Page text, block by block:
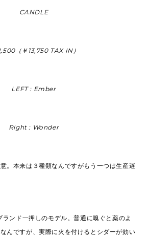
CANDLE
（￥13,750 TAX IN）
LEFT : Ember
Right : Wonder
。本来は３種類なんですがもう一つは生産遅
ンド一押しのモデル。普通に嗅ぐと薬のよ
んですが、実際に火を付けるとシダーが効い